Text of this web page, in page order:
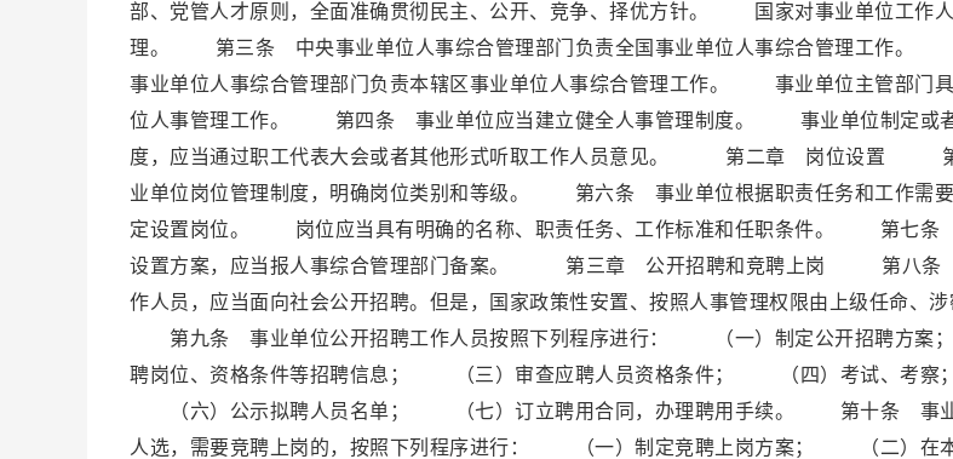
部、党管人才原则，全面准确贯彻民主、公开、竞争、择优方针。 国家对事业单位工作
理。 第三条 中央事业单位人事综合管理部门负责全国事业单位人事综合管理工作。
事业单位人事综合管理部门负责本辖区事业单位人事综合管理工作。 事业单位主管部门
位人事管理工作。 第四条 事业单位应当建立健全人事管理制度。 事业单位制定或者
度，应当通过职工代表大会或者其他形式听取工作人员意见。 第二章 岗位设置
业单位岗位管理制度，明确岗位类别和等级。 第六条 事业单位根据职责任务和工作需要
定设置岗位。 岗位应当具有明确的名称、职责任务、工作标准和任职条件。 第七条
设置方案，应当报人事综合管理部门备案。 第三章 公开招聘和竞聘上岗 第八条
作人员，应当面向社会公开招聘。但是，国家政策性安置、按照人事管理权限由上级任命、涉
第九条 事业单位公开招聘工作人员按照下列程序进行： （一）制定公开招聘方
聘岗位、资格条件等招聘信息； （三）审查应聘人员资格条件； （四）考试、考
（六）公示拟聘人员名单； （七）订立聘用合同，办理聘用手续。 第十条 事业
人选，需要竞聘上岗的，按照下列程序进行： （一）制定竞聘上岗方案； （二）在